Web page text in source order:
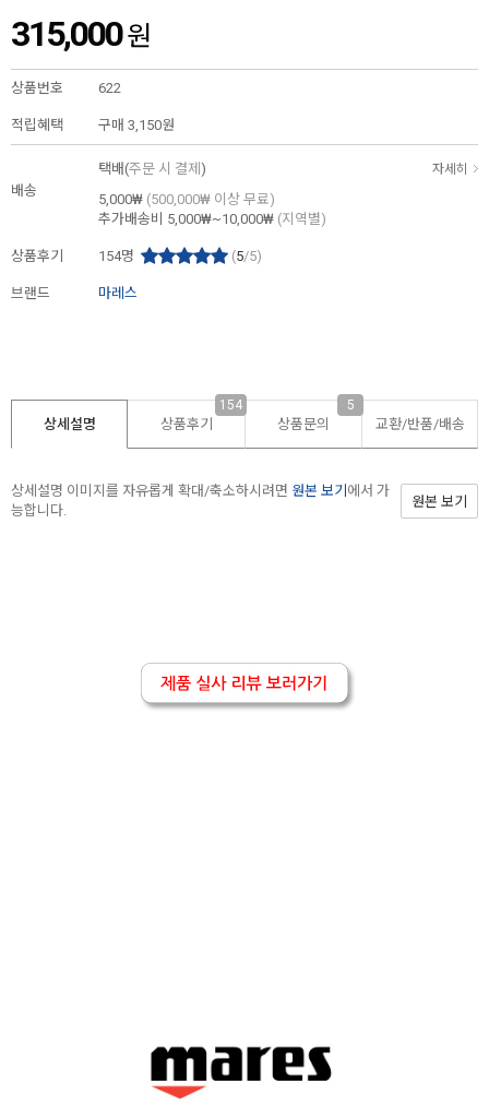
315,000원
상품번호 622
적립혜택 구매 3,150원
배송
택배(주문 시 결제 ) 자세히
5,000₩ (500,000₩ 이상 무료)
추가배송비
5,000₩~10,000₩ (지역별)
상품후기 154명 (5/5)
브랜드 마레스
상세설명 상품후기
154
상품문의
5
교환/반품/배송
상세설명 이미지를 자유롭게 확대/축소하시려면 원본 보기 에서 가
능합니다.
원본 보기